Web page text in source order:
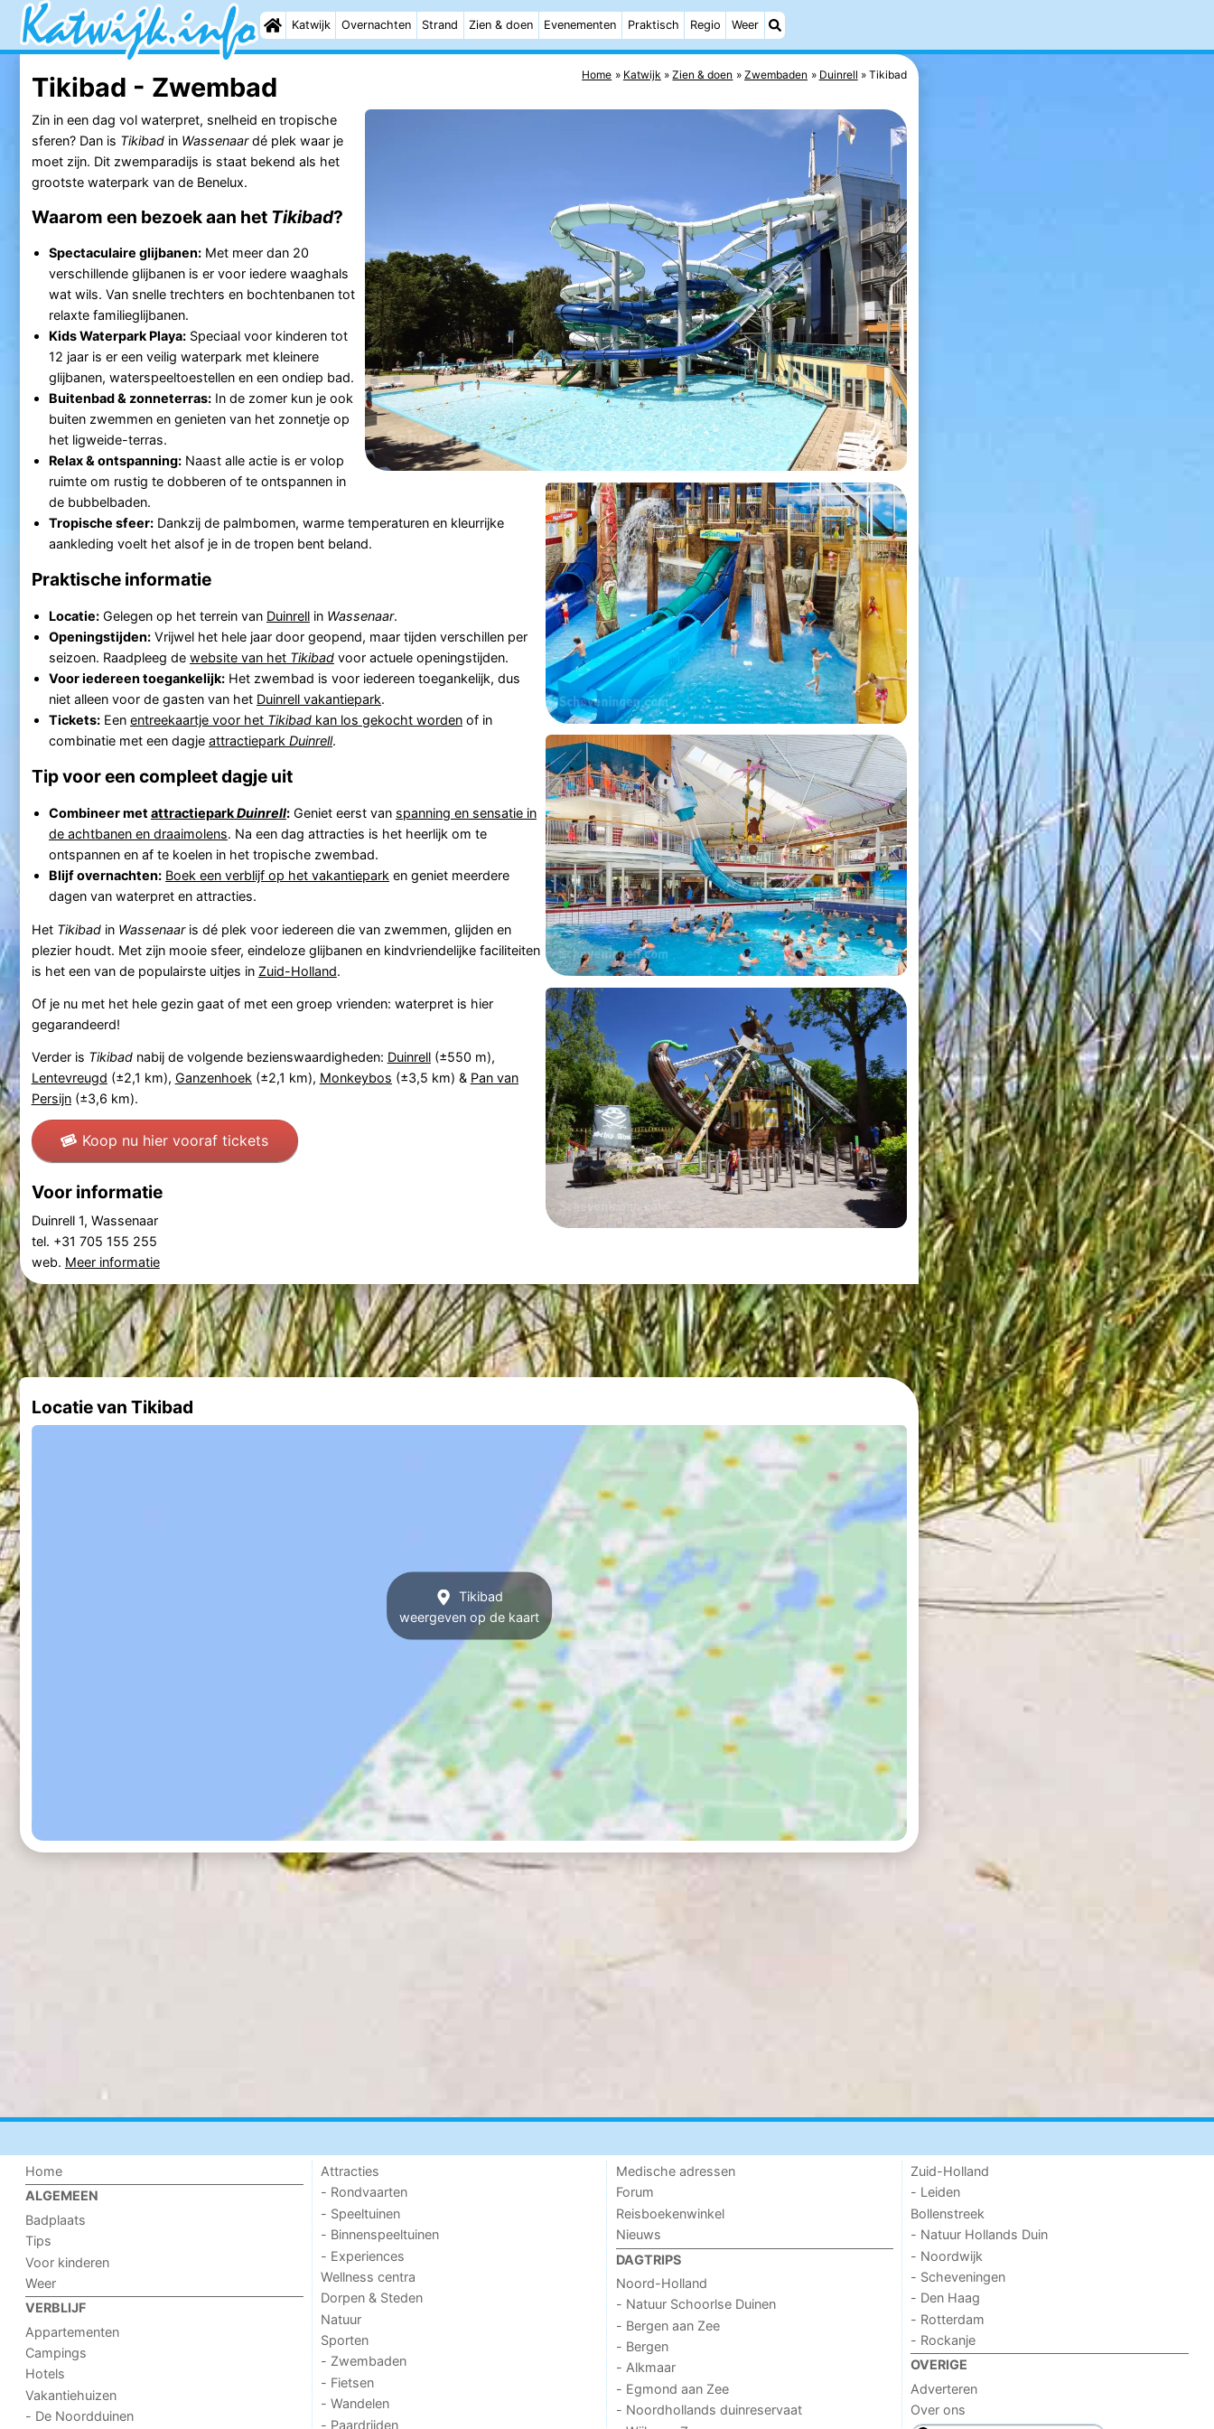
Katwijk Overnachten Strand Zien & doen Evenementen Praktisch Regio Weer
Home Katwijk Zien & doen Zwembaden Duinrell Tikibad
Tikibad - Zwembad
Zin in een dag vol waterpret, snelheid en tropische
sferen? Dan is Tikibadin Wassenaardé plek waar je
moet zijn. Dit zwemparadijs is staat bekend als het
grootste waterpark van de Benelux.
Waarom een bezoek aan het Tikibad?
Spectaculaire glijbanen:Met meer dan 20
verschillende glijbanen is er voor iedere waaghals
wat wils. Van snelle trechters en bochtenbanen tot
relaxte familieglijbanen.
Kids Waterpark Playa:Speciaal voor kinderen tot
12 jaar is er een veilig waterpark met kleinere
glijbanen, waterspeeltoestellen en een ondiep bad.
Buitenbad & zonneterras:In de zomer kun je ook
buiten zwemmen en genieten van het zonnetje op
het ligweide-terras.
Relax & ontspanning:Naast alle actie is er volop
ruimte om rustig te dobberen of te ontspannen in
de bubbelbaden.
Tropische sfeer:Dankzij de palmbomen, warme temperaturen en kleurrijke
aankleding voelt het alsof je in de tropen bent beland.
Praktische informatie
Locatie:Gelegen op het terrein van Duinrellin Wassenaar.
Openingstijden:Vrijwel het hele jaar door geopend, maar tijden verschillen per
seizoen. Raadpleeg de website van het Tikibadvoor actuele openingstijden.
Voor iedereen toegankelijk:Het zwembad is voor iedereen toegankelijk, dus
niet alleen voor de gasten van het Duinrell vakantiepark.
Tickets:Een entreekaartje voor het Tikibadkan los gekocht wordenof in
combinatie met een dagje attractiepark Duinrell.
Tip voor een compleet dagje uit
Combineer met attractieparkDuinrell:Geniet eerst van spanning en sensatie in
de achtbanen en draaimolens. Na een dag attracties is het heerlijk om te
ontspannen en af te koelen in het tropische zwembad.
Blijf overnachten: Boek een verblijf op het vakantiepark en geniet meerdere
dagen van waterpret en attracties.
Het Tikibadin Wassenaaris dé plek voor iedereen die van zwemmen, glijden en
plezier houdt. Met zijn mooie sfeer, eindeloze glijbanen en kindvriendelijke faciliteiten
is het een van de populairste uitjes in Zuid-Holland.
Of je nu met het hele gezin gaat of met een groep vrienden: waterpret is hier
gegarandeerd!
Verder is Tikibadnabij de volgende bezienswaardigheden: Duinrell(±550 m),
Lentevreugd (±2,1 km), Ganzenhoek (±2,1 km), Monkeybos (±3,5 km) & Pan van
Persijn(±3,6 km).
Koop nu hier vooraf tickets
Voor informatie
Duinrell 1, Wassenaar
tel. +31 705 155 255
web. Meer informatie
Locatie van Tikibad
Tikibad
weergeven op de kaart
Home
ALGEMEEN
Badplaats
Tips
Voor kinderen
Weer
VERBLIJF
Appartementen
Campings
Hotels
Vakantiehuizen
- De Noordduinen
Attracties
- Rondvaarten
- Speeltuinen
- Binnenspeeltuinen
- Experiences
Wellness centra
Dorpen & Steden
Natuur
Sporten
- Zwembaden
- Fietsen
- Wandelen
- Paardrijden
Medische adressen
Forum
Reisboekenwinkel
Nieuws
DAGTRIPS
Noord-Holland
- Natuur Schoorlse Duinen
- Bergen aan Zee
- Bergen
- Alkmaar
- Egmond aan Zee
- Noordhollands duinreservaat
Zuid-Holland
- Leiden
Bollenstreek
- Natuur Hollands Duin
- Noordwijk
- Scheveningen
- Den Haag
- Rotterdam
- Rockanje
OVERIGE
Adverteren
Over ons